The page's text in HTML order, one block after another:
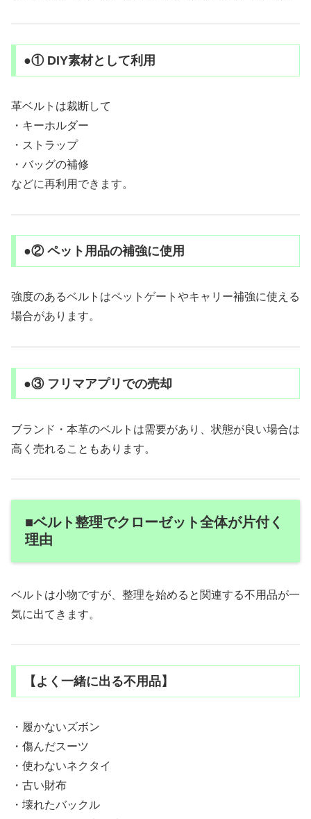
●① DIY素材として利用
革ベルトは裁断して
・キーホルダー
・ストラップ
・バッグの補修
などに再利用できます。
●② ペット用品の補強に使用
強度のあるベルトはペットゲートやキャリー補強に使える
場合があります。
●③ フリマアプリでの売却
ブランド・本革のベルトは需要があり、状態が良い場合は
高く売れることもあります。
■ベルト整理でクローゼット全体が片付く
理由
ベルトは小物ですが、整理を始めると関連する不用品が一
気に出てきます。
【よく一緒に出る不用品】
・履かないズボン
・傷んだスーツ
・使わないネクタイ
・古い財布
・壊れたバックル